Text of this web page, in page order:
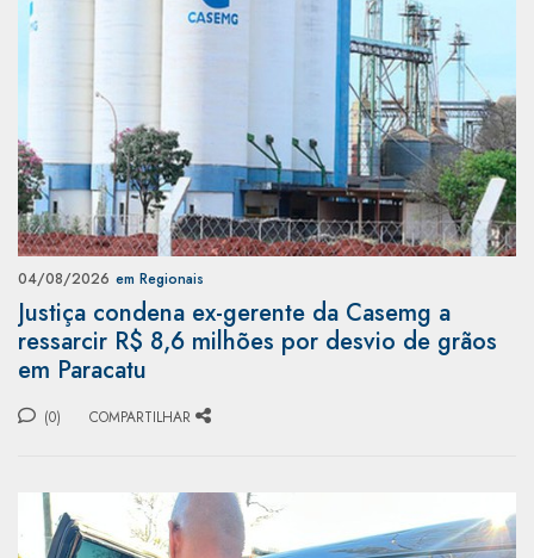
04/08/2026 em Regionais
Justiça condena ex-gerente da Casemg a
ressarcir R$ 8,6 milhões por desvio de grãos
em Paracatu
(0) COMPARTILHAR